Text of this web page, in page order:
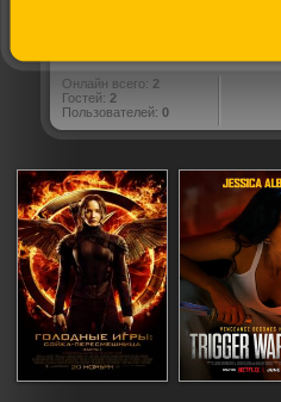
Онлайн всего: 2
Гостей: 2
Пользователей: 0